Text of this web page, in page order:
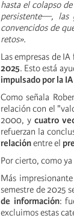
hasta el colapso
persistente—, las
convencidos de
retos».
Las empresas de
2025. Esto está
impulsado por la
Como señala
relación con el
2000, ycuatro
refuerzan la
relaciónentre el
Por cierto, como
Más
semestre de 2025
de información:
excluimos estas